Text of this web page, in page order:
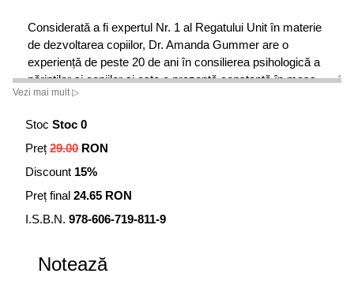
Considerată a fi expertul Nr. 1 al Regatului Unit în materie
de dezvoltarea copiilor, Dr. Amanda Gummer are o
experiență de peste 20 de ani în consilierea psihologică a
părinților și copiilor și este o prezență constantă în mass-
media britanică.
Vezi mai mult ▷
Stoc Stoc 0
Preț 29.00 RON
Discount 15%
Preț final 24.65 RON
I.S.B.N. 978-606-719-811-9
Notează